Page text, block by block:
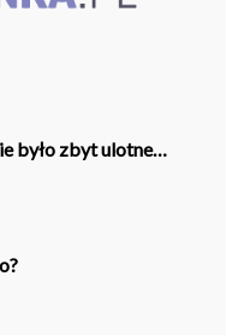
było zbyt ulotne…